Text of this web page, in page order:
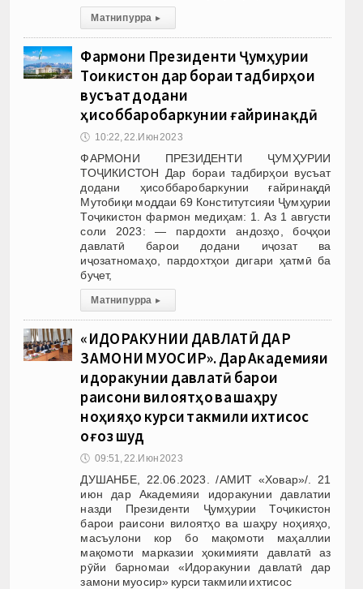
Матни пурра ▸
Фармони Президенти Ҷумҳурии
Тоҷикистон дар бораи тадбирҳои
вусъат додани
ҳисоббаробаркунии ғайринақдӣ
🕔 10:22, 22.Июн 2023
ФАРМОНИ ПРЕЗИДЕНТИ ҶУМҲУРИИ
ТОҶИКИСТОН Дар бораи тадбирҳои вусъат
додани ҳисоббаробаркунии ғайринақдӣ
Мутобиқи моддаи 69 Конститутсияи Ҷумҳурии
Тоҷикистон фармон медиҳам: 1. Аз 1 августи
соли 2023: — пардохти андозҳо, боҷҳои
давлатӣ барои додани иҷозат ва
иҷозатномаҳо, пардохтҳои дигари ҳатмӣ ба
буҷет,
Матни пурра ▸
«ИДОРАКУНИИ ДАВЛАТӢ ДАР
ЗАМОНИ МУОСИР». Дар Академияи
идоракунии давлатӣ барои
раисони вилоятҳо ва шаҳру
ноҳияҳо курси такмили ихтисос
оғоз шуд
🕔 09:51, 22.Июн 2023
ДУШАНБЕ, 22.06.2023. /АМИТ «Ховар»/. 21
июн дар Академияи идоракунии давлатии
назди Президенти Ҷумҳурии Тоҷикистон
барои раисони вилоятҳо ва шаҳру ноҳияҳо,
масъулони кор бо мақомоти маҳаллии
мақомоти марказии ҳокимияти давлатӣ аз
рӯйи барномаи «Идоракунии давлатӣ дар
замони муосир» курси такмили ихтисос